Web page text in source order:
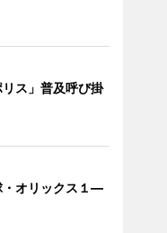
リス」普及呼び掛
・オリックス１―